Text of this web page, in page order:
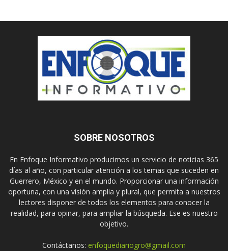
SOBRE NOSOTROS
En Enfoque Informativo producimos un servicio de noticias 365
días al año, con particular atención a los temas que suceden en
Guerrero, México y en el mundo. Proporcionar una información
oportuna, con una visión amplia y plural, que permita a nuestros
lectores disponer de todos los elementos para conocer la
realidad, para opinar, para ampliar la búsqueda. Ese es nuestro
objetivo.
Contáctanos: enfoquediariogro@gmail.com